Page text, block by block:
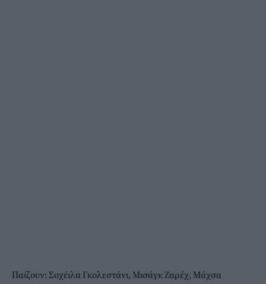
Παίζουν: Σοχέιλα Γκολεστάνι, Μισάγκ Ζαρέχ, Μάχσα